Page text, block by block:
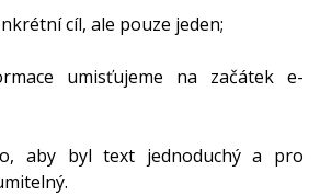
cíl, ale pouze jeden;
umisťujeme na začátek e-
aby byl text jednoduchý a pro